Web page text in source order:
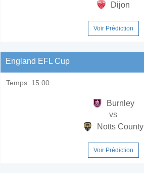
Dijon
Voir Prédiction
England EFL Cup
Temps: 15:00
Burnley
vs
Notts County
Voir Prédiction